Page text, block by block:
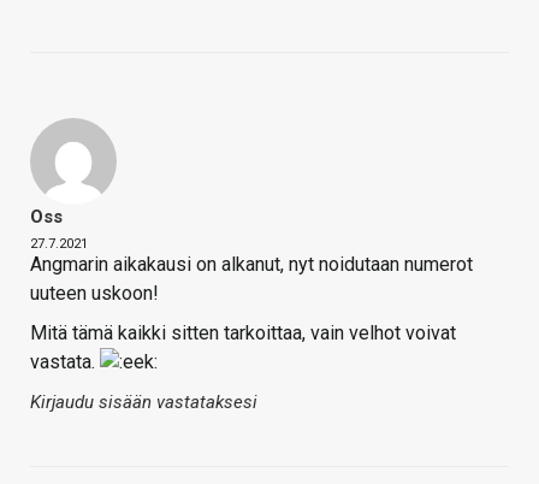
Oss
27.7.2021
Angmarin aikakausi on alkanut, nyt noidutaan numerot
uuteen uskoon!
Mitä tämä kaikki sitten tarkoittaa, vain velhot voivat
vastata.
Kirjaudu sisään vastataksesi